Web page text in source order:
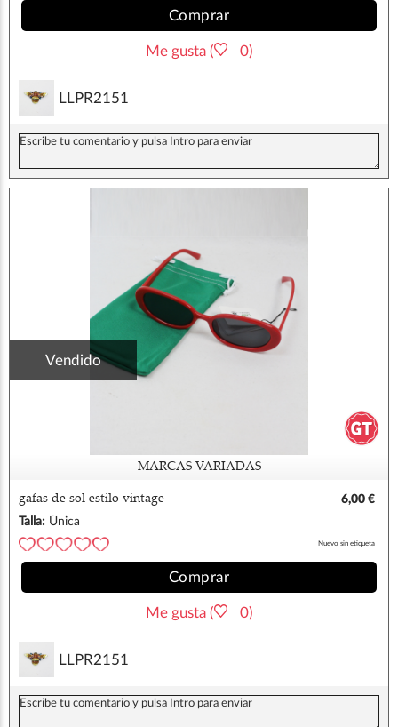
Comprar
Me gusta ( 0)
LLPR2151
Vendido
MARCAS VARIADAS
gafas de sol estilo vintage
6,00 €
Talla: Única
Nuevo sin etiqueta
Comprar
Me gusta ( 0)
LLPR2151